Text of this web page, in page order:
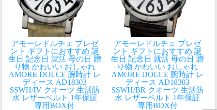
アモーレドルチェ プレゼ
ント ギフトにおすすめ 誕
生日 記念日 就活 母の日 贈
り物 かわいい おしゃれ
AMORE DOLCE 腕時計 レ
ディース AD18303
SSWH/IV クオーツ 生活防
水 レザーベルト 1年保証
専用BOX付
アモーレドルチェ プレゼ
ント ギフトにおすすめ 誕
生日 記念日 就活 母の日 贈
り物 かわいい おしゃれ
AMORE DOLCE 腕時計 レ
ディース AD18303
SSWH/BR クオーツ 生活防
水 レザーベルト 1年保証
専用BOX付